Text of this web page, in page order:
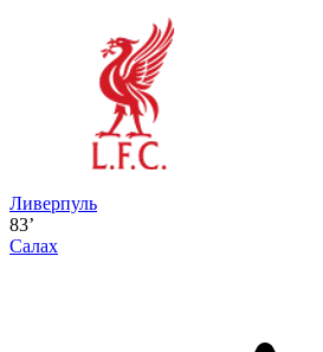
Ливерпуль
83’
Салах